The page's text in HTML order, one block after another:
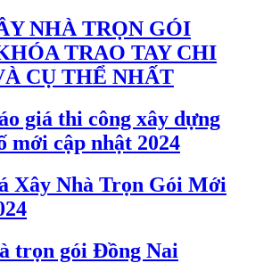
NHÀ TRỌN GÓI
TRAO TAY CHI
CỤ THỂ NHẤT
giá thi công xây dựng
mới cập nhật 2024
Xây Nhà Trọn Gói Mới
trọn gói Đồng Nai